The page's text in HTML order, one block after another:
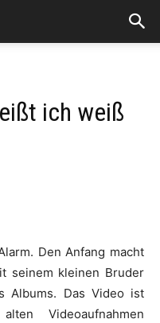
ich weiß
Den Anfang macht
seinem kleinen Bruder
Albums. Das Video ist
Videoaufnahmen